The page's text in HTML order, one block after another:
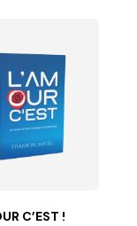
C’EST !